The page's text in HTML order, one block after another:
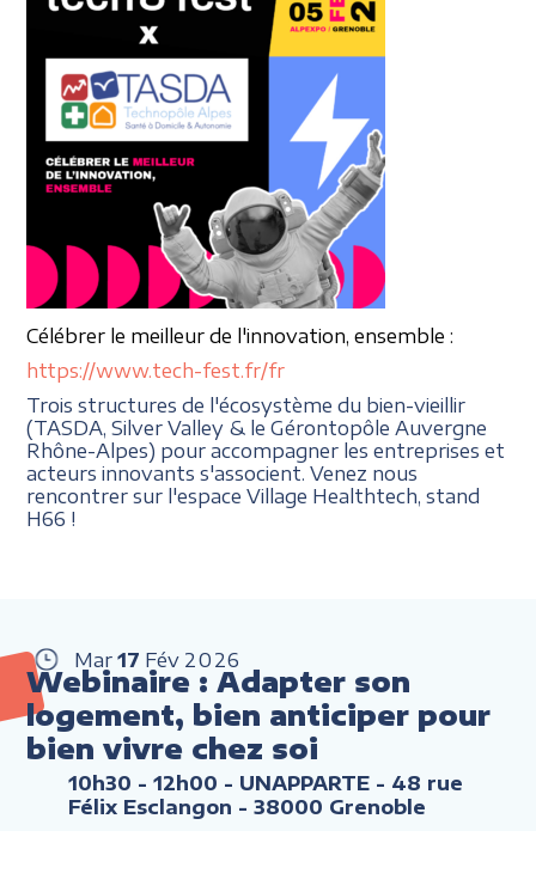
Célébrer le meilleurde l'innovation, ensemble :
https://www.tech-fest.fr/fr
Trois structures de l'écosystème du bien-vieillir
(TASDA, Silver Valley & le Gérontopôle Auvergne
Rhône-Alpes) pour accompagner les entreprises et
acteurs innovants s'associent. Venez nous
rencontrer sur l'espace Village Healthtech, stand
H66 !
Mar 17 Fév 2026
Webinaire : Adapter son
logement, bien anticiper pour
bien vivre chez soi
10h30 - 12h00 - UNAPPARTE - 48 rue
Félix Esclangon - 38000 Grenoble